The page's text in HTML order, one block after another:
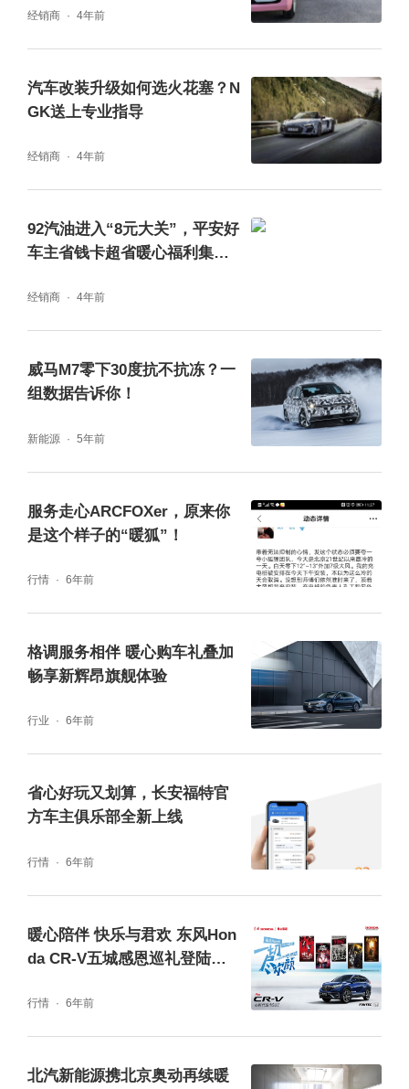
一直以来，长安福特通过优质的服务，切实践
行“以客户为中心”的理念，为消费者带来更为
出色的服务体验。而这也是除了“硬核”产品品
质之外，推动长安福特稳健向前的驱动力之
一。
经销商 4年前
汽车改装升级如何选火花塞？N
GK送上专业指导
经销商 4年前
92汽油进入“8元大关”，平安好
车主省钱卡超省暖心福利集结
经销商 4年前
威马M7零下30度抗不抗冻？一
组数据告诉你！
新能源 5年前
服务走心ARCFOXer，原来你
是这个样子的“暖狐”！
行情 6年前
格调服务相伴 暖心购车礼叠加
畅享新辉昂旗舰体验
行业 6年前
省心好玩又划算，长安福特官
方车主俱乐部全新上线
行情 6年前
暖心陪伴 快乐与君欢 东风Hon
da CR-V五城感恩巡礼登陆沈
行情 6年前
北汽新能源携北京奥动再续暖